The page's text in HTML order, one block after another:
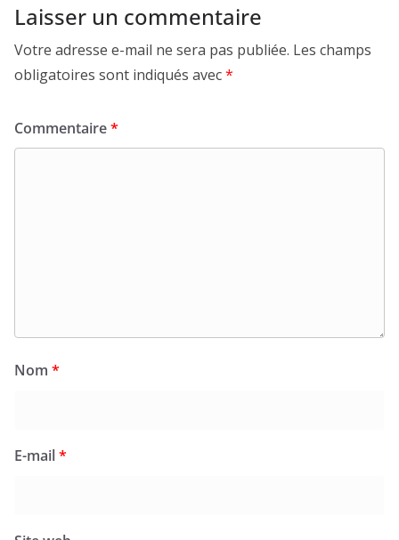
Laisser un commentaire
Votre adresse e-mail ne sera pas publiée. Les champs
obligatoires sont indiqués avec*
Commentaire*
Nom *
E-mail*